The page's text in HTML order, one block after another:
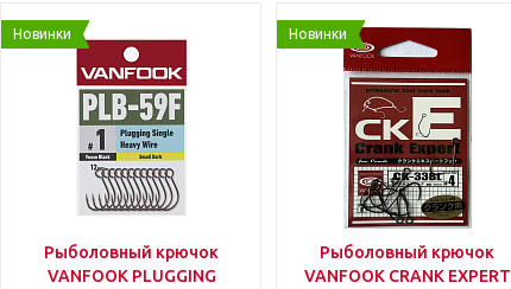
Новинки
Рыболовный крючок
VANFOOK PLUGGING
Новинки
Рыболовный крючок
VANFOOK CRANK EXPERT